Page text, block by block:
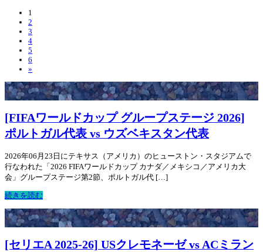
1
2
3
4
5
6
»
[FIFAワールドカップ グループステージ 2026]
ポルトガル代表 vs ウズベキスタン代表
2026年06月23日にテキサス（アメリカ）のヒューストン・スタジアムで
行なわれた「2026 FIFAワールドカップ カナダ／メキシコ／アメリカ大
会」グループステージ第2節、ポルトガル代 […]
続きを読む
[セリエA 2025-26] USクレモネーゼ vs ACミラン